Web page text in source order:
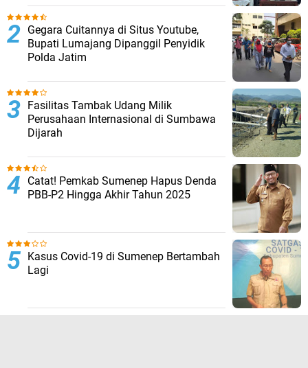
Gegara Cuitannya di Situs Youtube,
Bupati Lumajang Dipanggil Penyidik
Polda Jatim
Fasilitas Tambak Udang Milik
Perusahaan Internasional di Sumbawa
Dijarah
Catat! Pemkab Sumenep Hapus Denda
PBB-P2 Hingga Akhir Tahun 2025
Kasus Covid-19 di Sumenep Bertambah
Lagi